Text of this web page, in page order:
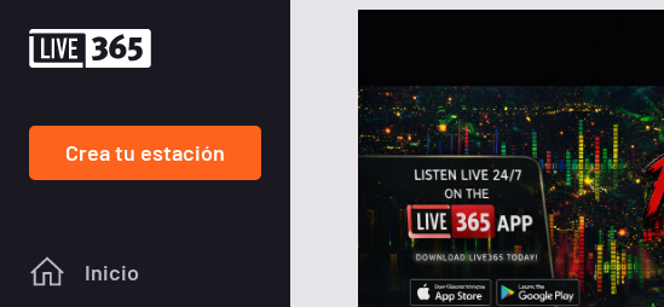
Crea tu estación
Inicio